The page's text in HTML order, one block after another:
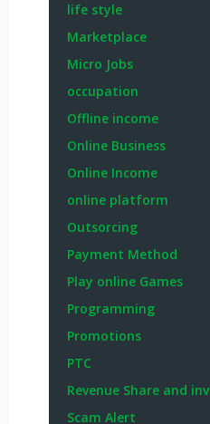
life style
Marketplace
Micro Jobs
occupation
Offline income
Online Business
Online Income
online platform
Outsorcing
Payment Method
Play online Games
Programming
Promotions
PTC
Revenue Share and
Scam Alert